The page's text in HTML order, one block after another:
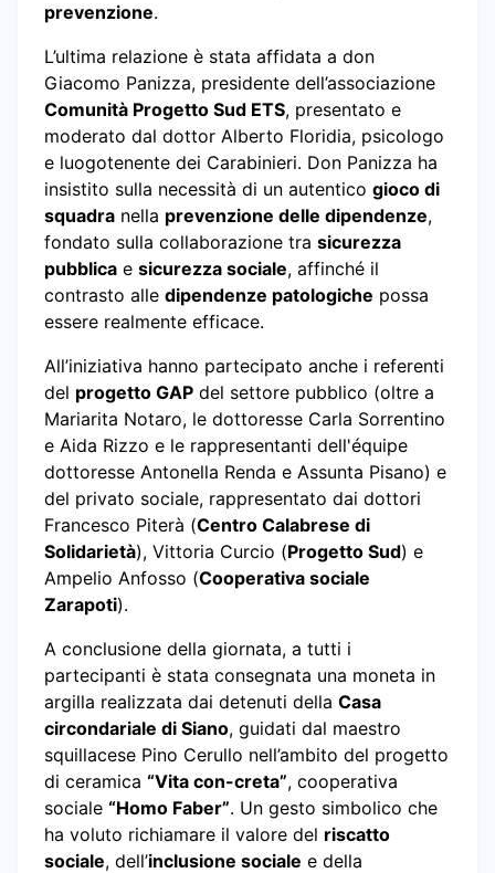
prevenzione.
L’ultima relazione è stata affidata a don
Giacomo Panizza, presidente dell’associazione
Comunità Progetto Sud ETS, presentato e
moderato dal dottor Alberto Floridia, psicologo
e luogotenente dei Carabinieri. Don Panizza ha
insistito sulla necessità di un autentico gioco di
squadra nella prevenzione delle dipendenze,
fondato sulla collaborazione tra sicurezza
pubblica e sicurezza sociale, affinché il
contrasto alle dipendenze patologiche possa
essere realmente efficace.
All’iniziativa hanno partecipato anche i referenti
del progetto GAP del settore pubblico (oltre a
Mariarita Notaro, le dottoresse Carla Sorrentino
e Aida Rizzo e le rappresentanti dell'équipe
dottoresse Antonella Renda e Assunta Pisano) e
del privato sociale, rappresentato dai dottori
Francesco Piterà (Centro Calabrese di
Solidarietà), Vittoria Curcio (Progetto Sud) e
Ampelio Anfosso (Cooperativa sociale
Zarapoti).
A conclusione della giornata, a tutti i
partecipanti è stata consegnata una moneta in
argilla realizzata dai detenuti della Casa
circondariale di Siano, guidati dal maestro
squillacese Pino Cerullo nell’ambito del progetto
di ceramica “Vita con-creta”, cooperativa
sociale “Homo Faber”. Un gesto simbolico che
ha voluto richiamare il valore del riscatto
sociale, dell’inclusione sociale e della